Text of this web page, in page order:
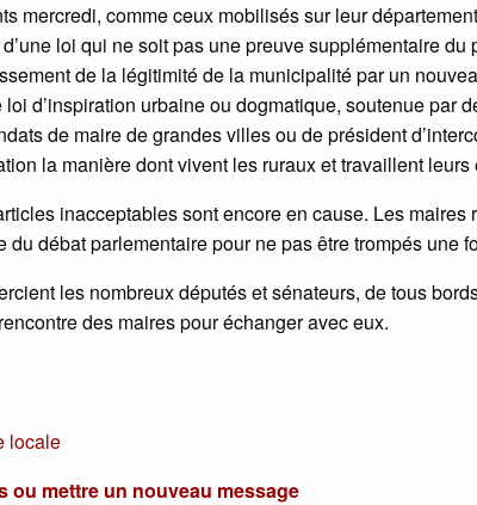
mercredi, comme ceux mobilisés sur leur
d’une loi qui ne soit pas une preuve supplémentaire
de la légitimité de la municipalité par un
d’inspiration urbaine ou dogmatique, soutenue par
de maire de grandes villes ou de président
la manière dont vivent les ruraux et travaillent leurs
inacceptables sont encore en cause. Les
du débat parlementaire pour ne pas être trompés une
les nombreux députés et sénateurs, de tous
des maires pour échanger avec eux.
locale
ou mettre un nouveau message